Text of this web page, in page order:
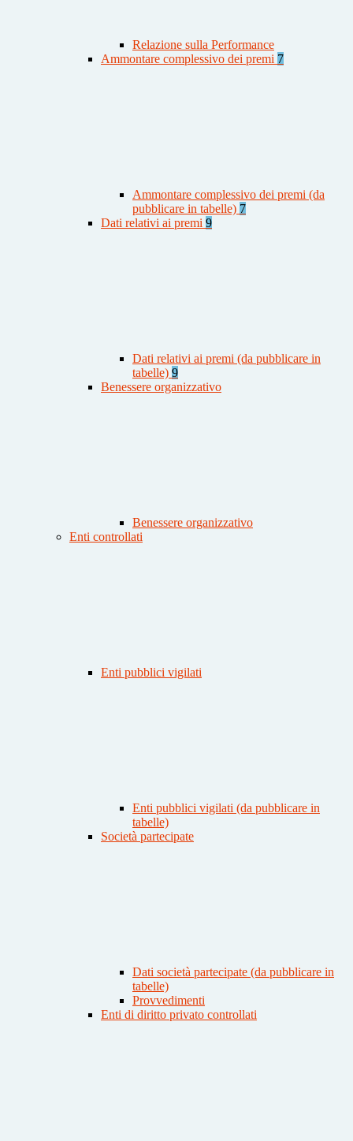
Relazione sulla Performance
Ammontare complessivo dei premi 7
Ammontare complessivo dei premi (da
pubblicare in tabelle) 7
Dati relativi ai premi 9
Dati relativi ai premi (da pubblicare in
tabelle) 9
Benessere organizzativo
Benessere organizzativo
Enti controllati
Enti pubblici vigilati
Enti pubblici vigilati (da pubblicare in
tabelle)
Società partecipate
Dati società partecipate (da pubblicare in
tabelle)
Provvedimenti
Enti di diritto privato controllati